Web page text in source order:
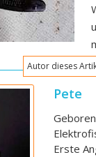
Autor dieses
Pete
Erste